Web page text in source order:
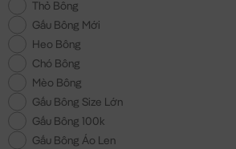
Thỏ Bông
Gấu Bông Mới
Heo Bông
Chó Bông
Mèo Bông
Gấu Bông Size Lớn
Gấu Bông 100k
Gấu Bông Áo Len